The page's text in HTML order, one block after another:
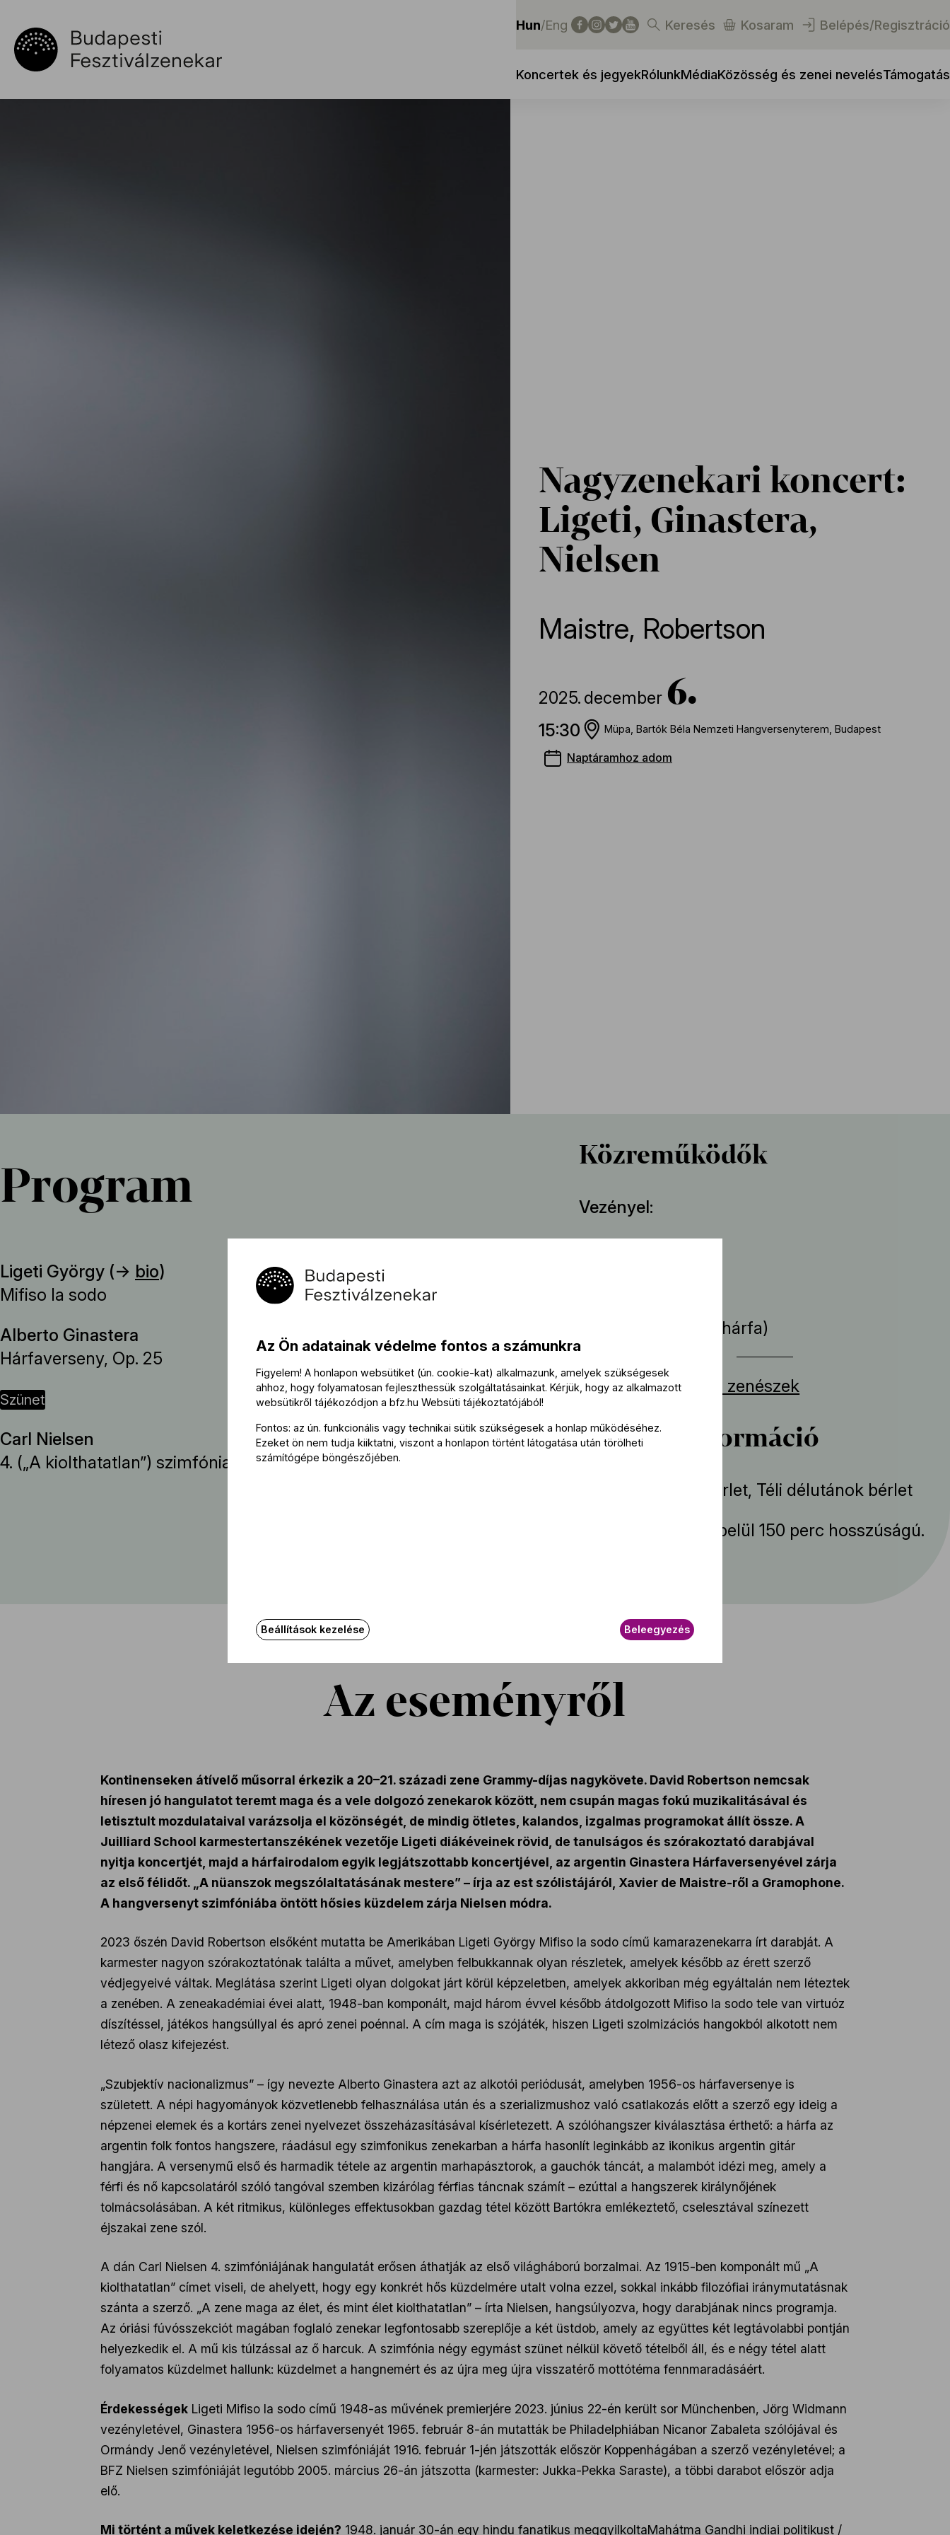
Hun/Eng Keresés Kosaram Belépés/Regisztráció
Koncertek és jegyekRólunkMédiaKözösség és zenei nevelésTámogatás
Nagyzenekari koncert:
Ligeti, Ginastera,
Nielsen
Maistre, Robertson
2025. december 6
15:30 Müpa, Bartók Béla Nemzeti Hangversenyterem, Budapest
Naptáramhoz adom
Program
Ligeti György (→ bio)
Mifiso la sodo
Alberto Ginastera
Hárfaverseny, Op. 25
szünet
Carl Nielsen
4. („A kiolthatatlan”) szimfónia, Op. 29
Közreműködők
Vezényel
(hárfa)
A koncerten játszó zenészek
További információ
Bérletek: Reiner bérlet, Téli délutánok bérlet
Az esemény körülbelül 150 perc hosszúságú.
Az eseményről
Kontinenseken átívelő műsorral érkezik a 20–21. századi zene Grammy-díjas nagykövete. David Robertson nemcsak
híresen jó hangulatot teremt maga és a vele dolgozó zenekarok között, nem csupán magas fokú muzikalitásával és
letisztult mozdulataival varázsolja el közönségét, de mindig ötletes, kalandos, izgalmas programokat állít össze. A
Juilliard School karmestertanszékének vezetője Ligeti diákéveinek rövid, de tanulságos és szórakoztató darabjával
nyitja koncertjét, majd a hárfairodalom egyik legjátszottabb koncertjével, az argentin Ginastera Hárfaversenyével zárja
az első félidőt. „A nüanszok megszólaltatásának mestere” – írja az est szólistájáról, Xavier de Maistre-ről a Gramophone.
A hangversenyt szimfóniába öntött hősies küzdelem zárja Nielsen módra.
2023 őszén David Robertson elsőként mutatta be Amerikában Ligeti György Mifiso la sodo című kamarazenekarra írt darabját. A
karmester nagyon szórakoztatónak találta a művet, amelyben felbukkannak olyan részletek, amelyek később az érett szerző
védjegyeivé váltak. Meglátása szerint Ligeti olyan dolgokat járt körül képzeletben, amelyek akkoriban még egyáltalán nem léteztek
a zenében. A zeneakadémiai évei alatt, 1948-ban komponált, majd három évvel később átdolgozott Mifiso la sodo tele van virtuóz
díszítéssel, játékos hangsúllyal és apró zenei poénnal. A cím maga is szójáték, hiszen Ligeti szolmizációs hangokból alkotott nem
létező olasz kifejezést.
„Szubjektív nacionalizmus” – így nevezte Alberto Ginastera azt az alkotói periódusát, amelyben 1956-os hárfaversenye is
született. A népi hagyományok közvetlenebb felhasználása után és a szerializmushoz való csatlakozás előtt a szerző egy ideig a
népzenei elemek és a kortárs zenei nyelvezet összeházasításával kísérletezett. A szólóhangszer kiválasztása érthető: a hárfa az
argentin folk fontos hangszere, ráadásul egy szimfonikus zenekarban a hárfa hasonlít leginkább az ikonikus argentin gitár
hangjára. A versenymű első és harmadik tétele az argentin marhapásztorok, a gauchók táncát, a malambót idézi meg, amely a
férfi és nő kapcsolatáról szóló tangóval szemben kizárólag férfias táncnak számít – ezúttal a hangszerek királynőjének
tolmácsolásában. A két ritmikus, különleges effektusokban gazdag tétel között Bartókra emlékeztető, cselesztával színezett
éjszakai zene szól.
A dán Carl Nielsen 4. szimfóniájának hangulatát erősen áthatják az első világháború borzalmai. Az 1915-ben komponált mű „A
kiolthatatlan” címet viseli, de ahelyett, hogy egy konkrét hős küzdelmére utalt volna ezzel, sokkal inkább filozófiai iránymutatásnak
szánta a szerző. „A zene maga az élet, és mint élet kiolthatatlan” – írta Nielsen, hangsúlyozva, hogy darabjának nincs programja.
Az óriási fúvósszekciót magában foglaló zenekar legfontosabb szereplője a két üstdob, amely az együttes két legtávolabbi pontján
helyezkedik el. A mű kis túlzással az ő harcuk. A szimfónia négy egymást szünet nélkül követő tételből áll, és e négy tétel alatt
folyamatos küzdelmet hallunk: küzdelmet a hangnemért és az újra meg újra visszatérő mottótéma fennmaradásáért.
Érdekességek Ligeti Mifiso la sodo című 1948-as művének premierjére 2023. június 22-én került sor Münchenben, Jörg Widmann
vezényletével, Ginastera 1956-os hárfaversenyét 1965. február 8-án mutatták be Philadelphiában Nicanor Zabaleta szólójával és
Ormándy Jenő vezényletével, Nielsen szimfóniáját 1916. február 1-jén játszották először Koppenhágában a szerző vezényletével; a
BFZ Nielsen szimfóniáját legutóbb 2005. március 26-án játszotta (karmester: Jukka-Pekka Saraste), a többi darabot először adja
elő.
Mi történt a művek keletkezése idején? 1948. január 30-án egy hindu fanatikus meggyilkoltaMahátma Gandhi indiai politikust /
Az Ön adatainak védelme fontos a számunkra
Figyelem! A honlapon websütiket (ún. cookie-kat) alkalmazunk, amelyek szükségesek
ahhoz, hogy folyamatosan fejleszthessük szolgáltatásainkat. Kérjük, hogy az alkalmazott
websütikről tájékozódjon a bfz.hu Websüti tájékoztatójából!
Fontos: az ún. funkcionális vagy technikai sütik szükségesek a honlap működéséhez.
Ezeket ön nem tudja kiiktatni, viszont a honlapon történt látogatása után törölheti
számítógépe böngészőjében.
Beállítások kezelése Beleegyezés